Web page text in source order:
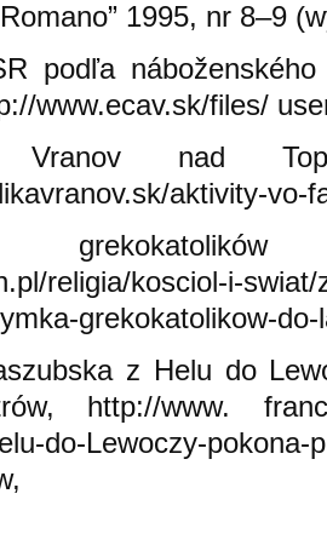
1995, nr 8–9
podľa
www.ecav.sk/files/
nad
aktivity-vo-
religia/kosciol-i-
grekokatolikow-
z Helu do
http://www.
do-Lewoczy-pokona-